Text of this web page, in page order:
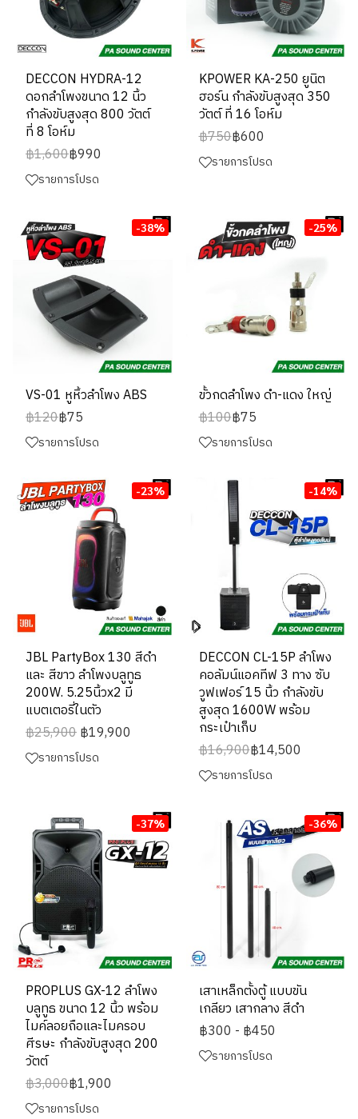
DECCON HYDRA-12
ดอกลำโพงขนาด 12 นิ้ว
กำลังขับสูงสุด 800 วัตต์
ที่ 8 โอห์ม
฿1,600฿990
รายการโปรด
KPOWER KA-250 ยูนิต
ฮอร์น กำลังขับสูงสุด 350
วัตต์ ที่ 16 โอห์ม
฿750฿600
รายการโปรด
-38%
VS-01 หูหิ้วลำโพง ABS
฿120฿75
รายการโปรด
-25%
ขั้วกดลำโพง ดำ-แดง ใหญ่
฿100฿75
รายการโปรด
-23%
JBL PartyBox 130 สีดำ
และ สีขาว ลำโพงบลูทูธ
200W. 5.25นิ้วx2 มี
แบตเตอรี่ในตัว
฿25,900฿19,900
รายการโปรด
-14%
DECCON CL-15P ลำโพง
คอลัมน์แอคทีฟ 3 ทาง ซับ
วูฟเฟอร์ 15 นิ้ว กำลังขับ
สูงสุด 1600W พร้อม
กระเป๋าเก็บ
฿16,900฿14,500
รายการโปรด
-37%
PROPLUS GX-12 ลำโพง
บลูทูธ ขนาด 12 นิ้ว พร้อม
ไมค์ลอยถือและไมครอบ
ศีรษะ กำลังขับสูงสุด 200
วัตต์
฿3,000฿1,900
รายการโปรด
-36%
เสาเหล็กตั้งตู้ แบบขัน
เกลียว เสากลาง สีดำ
฿300 - ฿450
รายการโปรด